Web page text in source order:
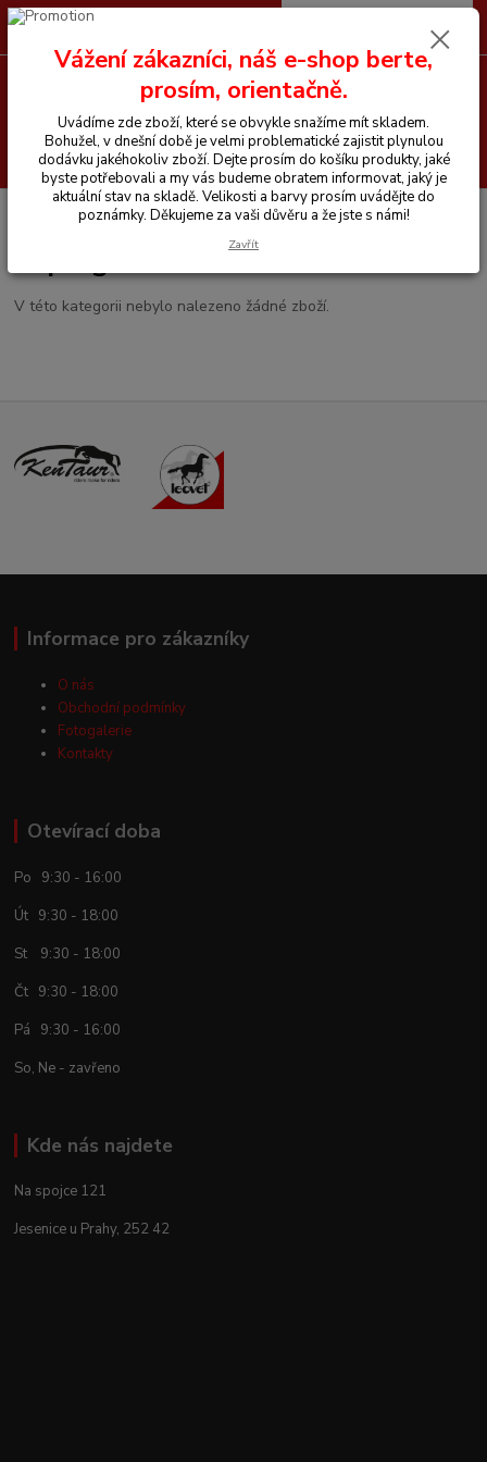
Hledat
+420 605 255 500 0 Kč
Chemické prostředky Impregnace
V této kategorii nebylo nalezeno žádné zboží.
Informace pro zákazníky
O nás
Obchodní podmínky
Fotogalerie
Kontakty
Otevírací doba
Po 9:30 - 16:00
Út 9:30 - 18:00
St 9:30 - 18:00
Čt 9:30 - 18:00
Pá 9:30 - 16:00
So, Ne - zavřeno
Kde nás najdete
Na spojce 121
Jesenice u Prahy, 252 42
Vážení zákazníci, náš e-shop berte,
prosím, orientačně.
Uvádíme zde zboží, které se obvykle snažíme mít skladem.
Bohužel, v dnešní době je velmi problematické zajistit plynulou
dodávku jakéhokoliv zboží. Dejte prosím do košíku produkty, jaké
byste potřebovali a my vás budeme obratem informovat, jaký je
aktuální stav na skladě. Velikosti a barvy prosím uvádějte do
poznámky. Děkujeme za vaši důvěru a že jste s námi!
Zavřít